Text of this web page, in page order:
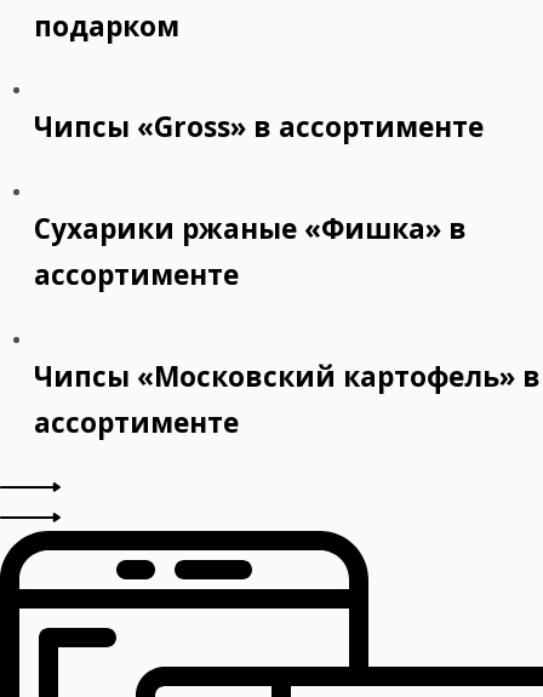
подарком
Чипсы «Gross» в ассортименте
Сухарики ржаные «Фишка» в
ассортименте
Чипсы «Московский картофель» в
ассортименте